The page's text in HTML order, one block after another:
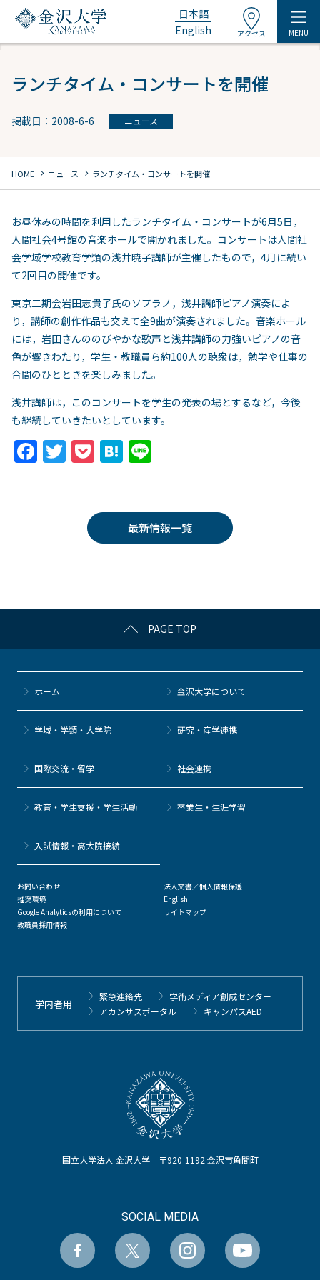
日本語
English
アクセス MENU
ランチタイム・コンサートを開催
掲載日：2008-6-6 ニュース
HOME chevron_right ニュース chevron_right ランチタイム・コンサートを開催
お昼休みの時間を利用したランチタイム・コンサートが6月5日，
人間社会4号館の音楽ホールで開かれました。コンサートは人間社
会学域学校教育学類の浅井暁子講師が主催したもので，4月に続い
て2回目の開催です。
東京二期会岩田志貴子氏のソプラノ，浅井講師ピアノ演奏によ
り，講師の創作作品も交えて全9曲が演奏されました。音楽ホール
には，岩田さんののびやかな歌声と浅井講師の力強いピアノの音
色が響きわたり，学生・教職員ら約100人の聴衆は，勉学や仕事の
合間のひとときを楽しみました。
浅井講師は，このコンサートを学生の発表の場とするなど，今後
も継続していきたいとしています。
F
k
T
er
P
k
et
H
n
a
最新情報一覧
PAGE TOP
国立大学法人 金沢大学 〒920-1192 金沢市角間町
SOCIAL MEDIA
ホーム 金沢大学について
学域・学類・大学院 研究・産学連携
国際交流・留学 社会連携
教育・学生支援・学生活動 卒業生・生涯学習
⼊試情報・高大院接続
お問い合わせ
推奨環境
Google Analyticsの利用について
教職員採用情報
法人文書／個人情報保護
English
サイトマップ
学内者用
緊急連絡先
学術メディア創成センター
アカンサスポータル
キャンパスAED